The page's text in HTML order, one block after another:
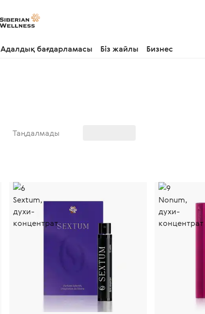
Адалдық бағдарламасы Біз жайлы Бизнес
Таңдалмады